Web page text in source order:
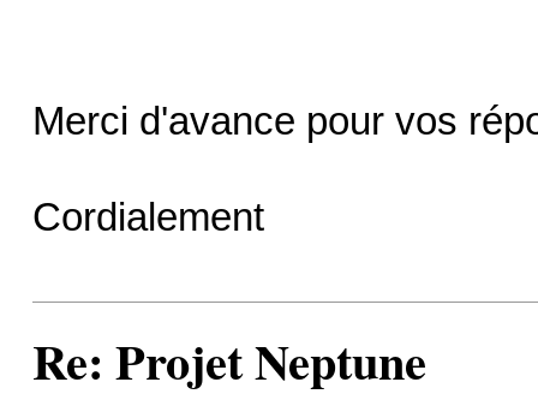
Merci d'avance pour vos
Cordialement
Re: Projet Neptune